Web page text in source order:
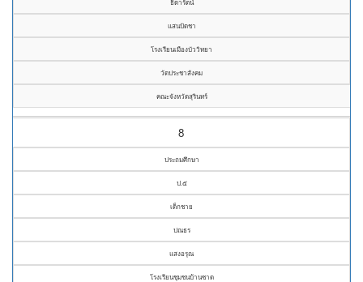
ธิดารัตน์
แสนปัดชา
โรงเรียนเมืองบัววิทยา
วัดประชาสังคม
คณะจังหวัดสุรินทร์
8
ประถมศึกษา
ป.๕
เด็กชาย
ปณธร
แสงอรุณ
โรงเรียนชุมชนบ้านซาด